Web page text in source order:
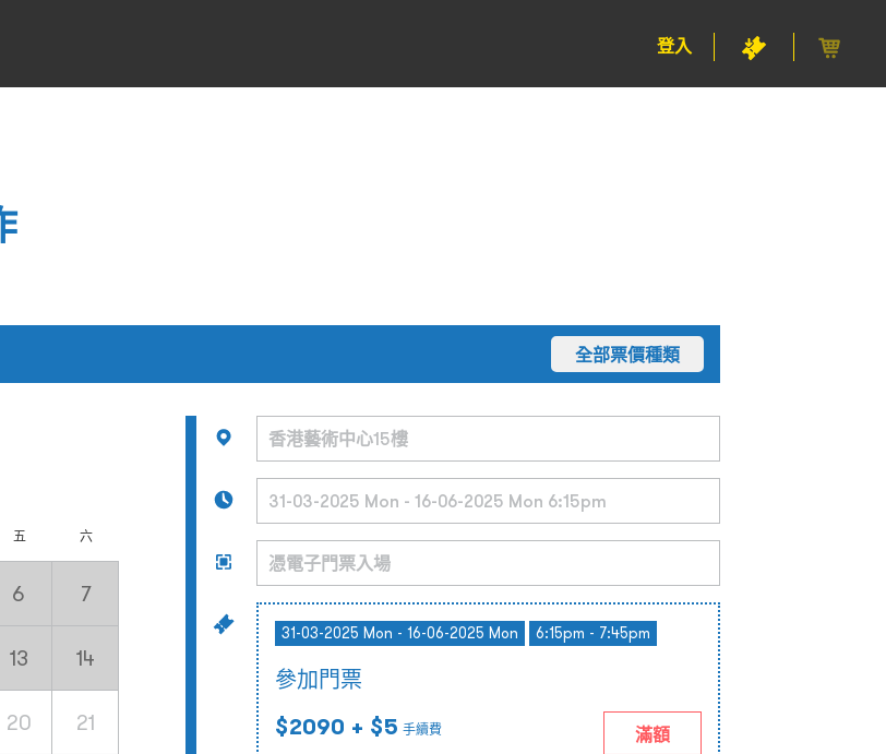
登入
全部票價種類
五 六
6 7
13 14
20 21
31-03-2025 Mon - 16-06-2025 Mon 6:15pm - 7:45pm
參加門票
$2090 + $5 手續費 滿額